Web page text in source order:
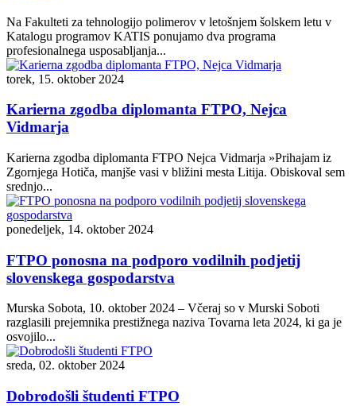
Na Fakulteti za tehnologijo polimerov v letošnjem šolskem letu v
Katalogu programov KATIS ponujamo dva programa
profesionalnega usposabljanja...
torek, 15. oktober 2024
Karierna zgodba diplomanta FTPO, Nejca
Vidmarja
Karierna zgodba diplomanta FTPO Nejca Vidmarja »Prihajam iz
Zgornjega Hotiča, manjše vasi v bližini mesta Litija. Obiskoval sem
srednjo...
ponedeljek, 14. oktober 2024
FTPO ponosna na podporo vodilnih podjetij
slovenskega gospodarstva
Murska Sobota, 10. oktober 2024 – Včeraj so v Murski Soboti
razglasili prejemnika prestižnega naziva Tovarna leta 2024, ki ga je
osvojilo...
sreda, 02. oktober 2024
Dobrodošli študenti FTPO